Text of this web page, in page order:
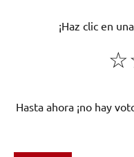
¡Haz clic en
☆
Hasta ahora ¡no hay